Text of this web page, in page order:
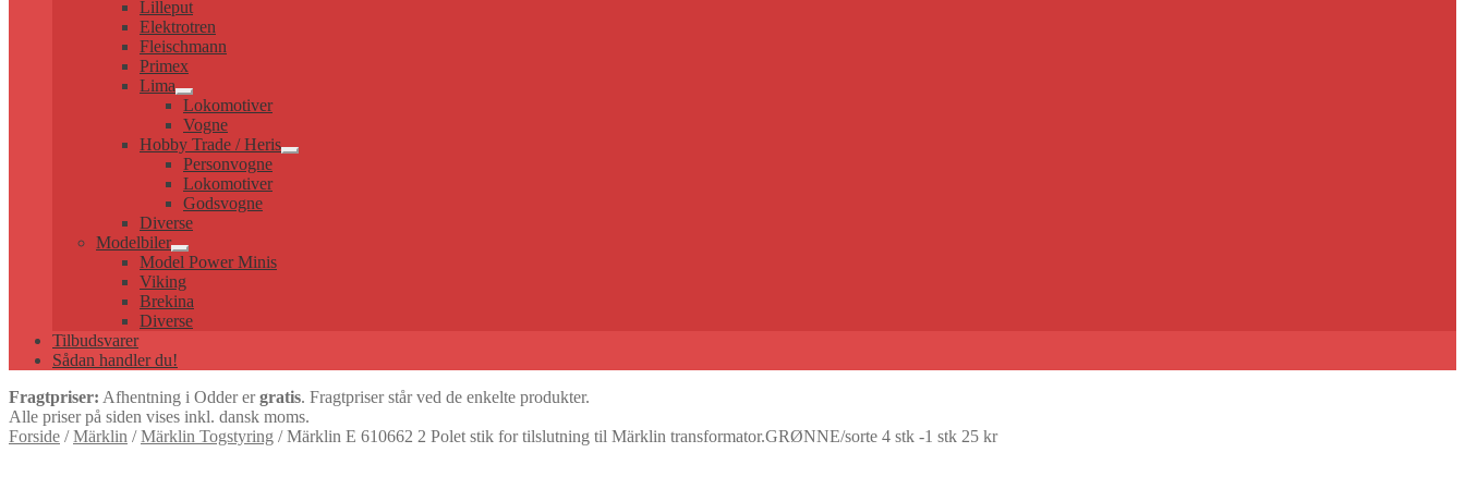
Lilleput
Elektrotren
Fleischmann
Primex
Lima
Udfold
undermenu
Lokomotiver
Vogne
Hobby Trade / Heris
Udfold
Personvogne
Lokomotiver
Godsvogne
Diverse
Modelbiler
Udfold
undermenu
Model Power Minis
Viking
Brekina
Diverse
Tilbudsvarer
Sådan handler du!
Fragtpriser: Afhentning i Odder ergratis. Fragtpriser står ved de enkelte produkter.
Alle priser på siden vises inkl. dansk moms.
Forside /Märklin /Märklin Togstyring /Märklin E 610662 2 Polet stik for tilslutning til Märklin transformator.GRØNNE/sorte 4 stk -1 stk 25 kr